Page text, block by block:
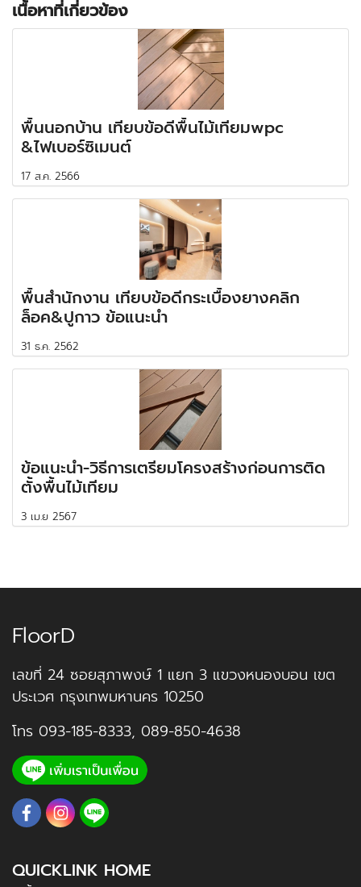
เนื้อหาที่เกี่ยวข้อง
พื้นนอกบ้าน เทียบข้อดีพื้นไม้เทียมwpc
&ไฟเบอร์ซิเมนต์
17 ส.ค. 2566
พื้นสำนักงาน เทียบข้อดีกระเบื้องยางคลิก
ล็อค&ปูกาว ข้อแนะนำ
31 ธ.ค. 2562
ข้อแนะนำ-วิธีการเตรียมโครงสร้างก่อนการติด
ตั้งพื้นไม้เทียม
3 เม.ย 2567
FloorD
เลขที่ 24 ซอยสุภาพงษ์ 1 แยก 3 แขวงหนองบอน เขต
ประเวศ กรุงเทพมหานคร 10250
โทร 093-185-8333, 089-850-4638
QUICKLINK HOME